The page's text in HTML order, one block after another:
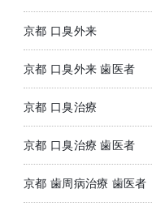
京都 口臭外来
京都 口臭外来 歯医者
京都 口臭治療
京都 口臭治療 歯医者
京都 歯周病治療 歯医者